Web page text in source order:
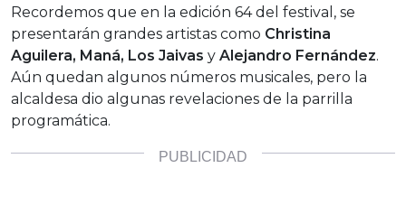
Recordemos que en la edición 64 del festival, se
presentarán grandes artistas como Christina
Aguilera, Maná, Los Jaivas y Alejandro Fernández.
Aún quedan algunos números musicales, pero la
alcaldesa dio algunas revelaciones de la parrilla
programática.